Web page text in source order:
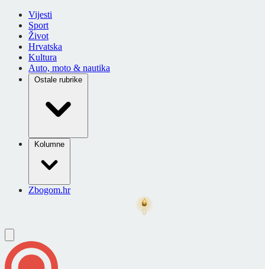
Vijesti
Sport
Život
Hrvatska
Kultura
Auto, moto & nautika
Ostale rubrike
Kolumne
Zbogom.hr